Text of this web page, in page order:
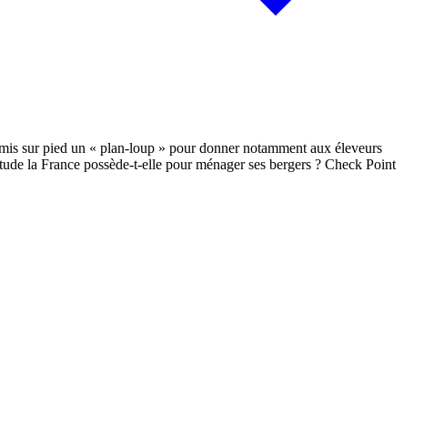
sur pied un « plan-loup » pour donner notamment aux éleveurs
la France possède-t-elle pour ménager ses bergers ? Check Point